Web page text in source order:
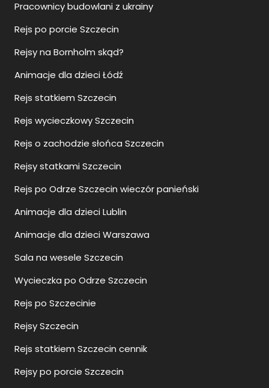
Pracownicy budowlani z ukrainy
Rejs po porcie Szczecin
Rejsy na Bornholm skąd?
Animacje dla dzieci Łódź
Rejs statkiem Szczecin
Rejs wycieczkowy Szczecin
Rejs o zachodzie słońca Szczecin
Rejsy statkami Szczecin
Rejs po Odrze Szczecin wieczór panieński
Animacje dla dzieci Lublin
Animacje dla dzieci Warszawa
Sala na wesele Szczecin
Wycieczka po Odrze Szczecin
Rejs po Szczecinie
Rejsy Szczecin
Rejs statkiem Szczecin cennik
Rejsy po porcie Szczecin